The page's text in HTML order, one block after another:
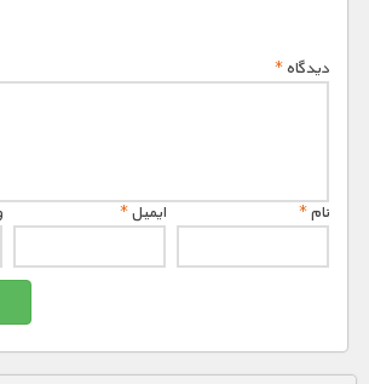
دیدگاه*
نام* ایمیل*